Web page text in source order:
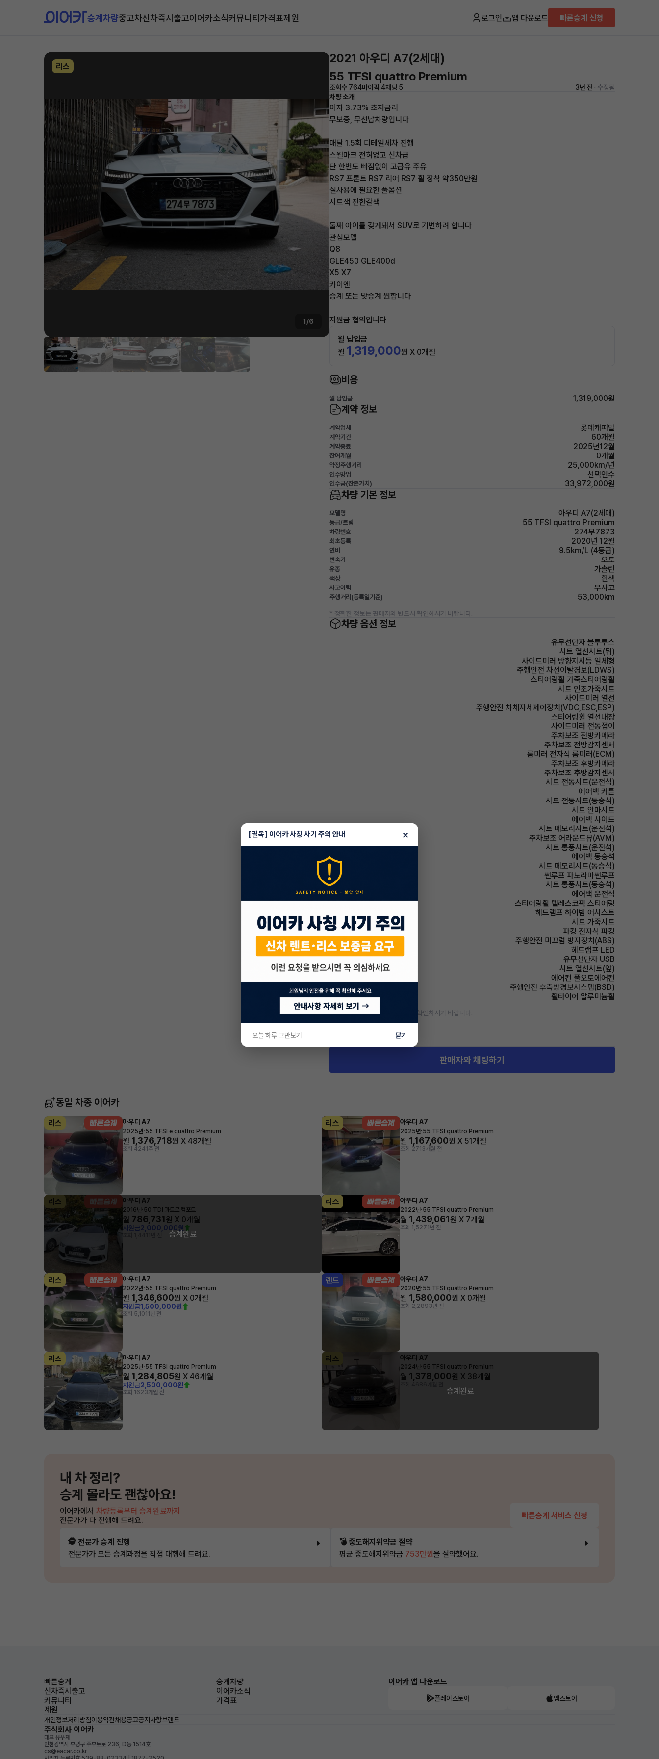
승계차량중고차신차즉시출고이어카소식커뮤니티가격표제원 로그인 앱 다운로드 빠른승계 신청
리스
1/6
2021 아우디 A7(2세대)
55 TFSI quattro Premium
조회수 764마이픽 4채팅 5 3년 전 · 수정됨
차량 소개
이자 3.73% 초저금리
무보증, 무선납차량입니다
매달 1.5회 디테일세차 진행
스월마크 전혀없고 신차급
단 한번도 빠짐없이 고급유 주유
RS7 프론트 RS7 리어 RS7 휠 장착 약350만원
실사용에 필요한 풀옵션
시트색 진한갈색
둘째 아이를 갖게돼서 SUV로 기변하려 합니다
관심모델
Q8
GLE450 GLE400d
X5 X7
카이엔
승계 또는 맞승계 원합니다
지원금 협의입니다
월 납입금
월 1,319,000원 X 0개월
비용
월 납입금 1,319,000원
계약 정보
계약업체 롯데캐피탈
계약기간 60개월
계약종료 2025년12월
잔여개월 0개월
약정주행거리 25,000km/년
인수방법 선택인수
인수금(잔존가치) 33,972,000원
차량 기본 정보
모델명 아우디 A7(2세대)
등급/트림 55 TFSI quattro Premium
차량번호 274무7873
최초등록 2020년 12월
연비 9.5km/L (4등급)
변속기 오토
유종 가솔린
색상 흰색
사고이력 무사고
주행거리(등록일기준) 53,000km
* 정확한 정보는 판매자와 반드시 확인하시기 바랍니다.
차량 옵션 정보
유무선단자 블루투스
시트 열선시트(뒤)
사이드미러 방향지시등 일체형
주행안전 차선이탈경보(LDWS)
스티어링휠 가죽스티어링휠
시트 인조가죽시트
사이드미러 열선
주행안전 차체자세제어장치(VDC,ESC,ESP)
스티어링휠 열선내장
사이드미러 전동접이
주차보조 전방카메라
주차보조 전방감지센서
룸미러 전자식 룸미러(ECM)
주차보조 후방카메라
주차보조 후방감지센서
시트 전동시트(운전석)
에어백 커튼
시트 전동시트(동승석)
시트 안마시트
에어백 사이드
시트 메모리시트(운전석)
주차보조 어라운드뷰(AVM)
시트 통풍시트(운전석)
에어백 동승석
시트 메모리시트(동승석)
썬루프 파노라마썬루프
시트 통풍시트(동승석)
에어백 운전석
스티어링휠 텔레스코픽 스티어링
헤드램프 하이빔 어시스트
시트 가죽시트
파킹 전자식 파킹
주행안전 미끄럼 방지장치(ABS)
헤드램프 LED
유무선단자 USB
시트 열선시트(앞)
에어컨 풀오토에어컨
주행안전 후측방경보시스템(BSD)
휠타이어 알루미늄휠
* 정확한 정보는 판매자와 반드시 확인하시기 바랍니다.
차량 위치
판매자와 채팅하기
동일 차종 이어카
리스 아우디 A7
2025년·55 TFSI e quattro Premium
월 1,376,718원 X 48개월
조회 4241주 전
리스 아우디 A7
2025년·55 TFSI quattro Premium
월 1,167,600원 X 51개월
조회 271 3개월 전
리스 아우디 A7
2016년· 50 TDI 콰트로 컴포트
월 786,731 원 X 0개월
지원금2,000,000원
승계완료
리스 아우디 A7
2022년·55 TFSI quattro Premium
월 1,439,061원 X 7개월
조회 1,5271년 전
리스 아우디 A7
2022년·55 TFSI quattro Premium
월 1,346,600원 X 0개월
지원금1,500,000원
조회 5,101 1년 전
렌트 아우디 A7
2020년·55 TFSI quattro Premium
월 1,580,000원 X 0개월
조회 2,2893년 전
리스 아우디 A7
2025년·55 TFSI quattro Premium
월 1,284,805원 X 46개월
지원금2,500,000원
조회 1623개월 전
리스 아우디 A7
2024년· 55 TFSI quattro Premium
월 1,378,000원 X 38개월
승계완료
내 차 정리?
승계 몰라도 괜찮아요!
이어카에서 차량등록부터 승계완료까지
전문가가 다 진행해 드려요.
빠른승계 서비스 신청
🕵️ 전문가 승계 진행
전문가가 모든 승계과정을 직접 대행해 드려요.
💣 중도해지위약금 절약
평균 중도해지위약금 753만원을 절약했어요.
빠른승계
승계차량
신차즉시출고
이어카소식
커뮤니티
가격표
제원
이어카 앱 다운로드
플레이스토어 앱스토어
개인정보처리방침이용약관채용공고공지사항브랜드
주식회사 이어카
대표 유우재
인천광역시 부평구 주부토로 236, D동 1514호
cs@eacar.co.kr
[필독] 이어카 사칭 사기 주의 안내 ×
오늘 하루 그만보기 닫기